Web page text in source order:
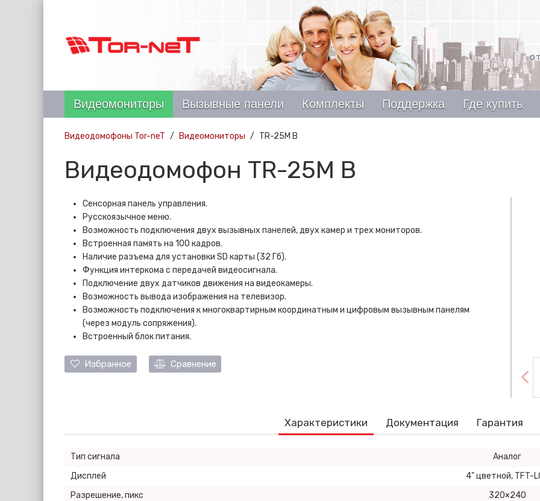
Видеомониторы Вызывные панели Комплекты Поддержка Где купить
Видеодомофоны Tor-neT Видеомониторы TR-25M B
Видеодомофон TR-25M B
Сенсорная панель управления.
Русскоязычное меню.
Возможность подключения двух вызывных панелей, двух камер и трех мониторов.
Встроенная память на 100 кадров.
Наличие разъема для установки SD карты (32 Гб).
Функция интеркома с передачей видеосигнала.
Подключение двух датчиков движения на видеокамеры.
Возможность вывода изображения на телевизор.
Возможность подключения к многоквартирным координатным и цифровым вызывным панелям
(через модуль сопряжения).
Встроенный блок питания.
Избранное Сравнение
Характеристики Документация Гарантия
Тип сигнала
Аналог
Дисплей
4" цветной, TFT-
Разрешение, пикс
320×240